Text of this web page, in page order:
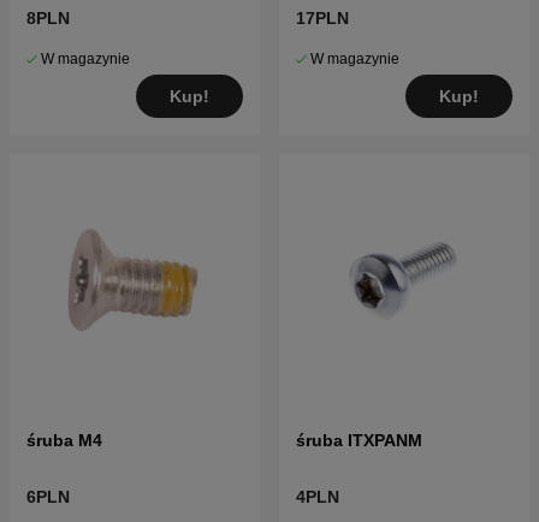
8PLN
W magazynie
Kup!
17PLN
W magazynie
Kup!
śruba M4
6PLN
śruba ITXPANM
4PLN